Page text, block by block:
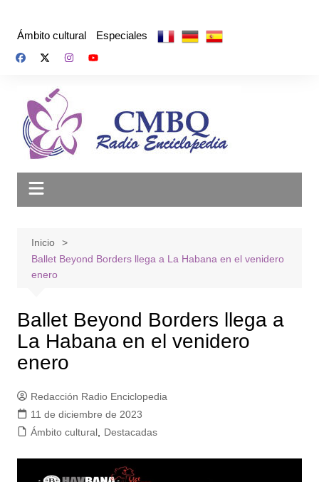
Ámbito cultural Especiales
Inicio
Ballet Beyond Borders llega a La Habana en el venidero
enero
Ballet Beyond Borders llega a
La Habana en el venidero
enero
Redacción Radio Enciclopedia
11 de diciembre de 2023
Ámbito cultural, Destacadas